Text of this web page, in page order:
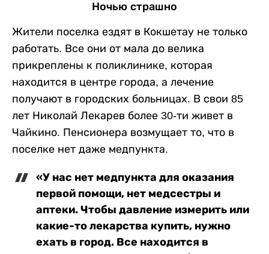
Ночью страшно
Жители поселка ездят в Кокшетау не только
работать. Все они от мала до велика
прикреплены к поликлинике, которая
находится в центре города, а лечение
получают в городских больницах. В свои 85
лет Николай Лекарев более 30-ти живет в
Чайкино. Пенсионера возмущает то, что в
поселке нет даже медпункта.
«У нас нет медпункта для оказания
первой помощи, нет медсестры и
аптеки. Чтобы давление измерить или
какие-то лекарства купить, нужно
ехать в город. Все находится в